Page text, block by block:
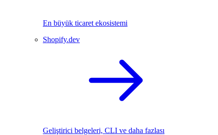
En büyük ticaret ekosistemi
Shopify.dev
Geliştirici belgeleri, CLI ve daha fazlası